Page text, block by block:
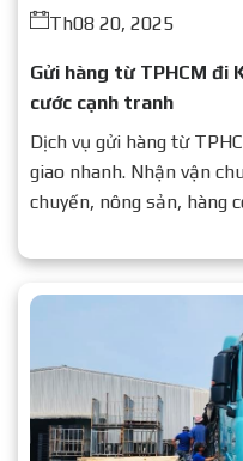
Th08 20, 2025
Gửi hàng từ TPHCM đi
cước cạnh tranh
Dịch vụ gửi hàng từ
giao nhanh. Nhận vận
chuyến, nông sản, hàng